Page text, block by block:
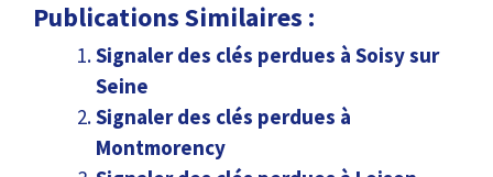
Publications Similaires :
Signaler des clés perdues à Soisy sur
Seine
Signaler des clés perdues à
Montmorency